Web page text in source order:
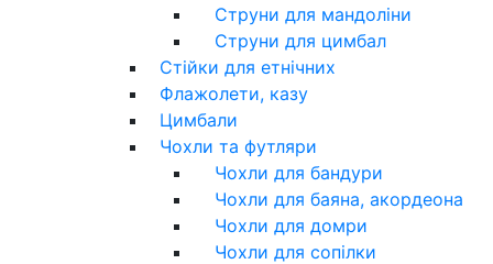
Струни для мандоліни
Струни для цимбал
Стійки для етнічних
Флажолети, казу
Цимбали
Чохли та футляри
Чохли для бандури
Чохли для баяна, акордеона
Чохли для домри
Чохли для сопілки